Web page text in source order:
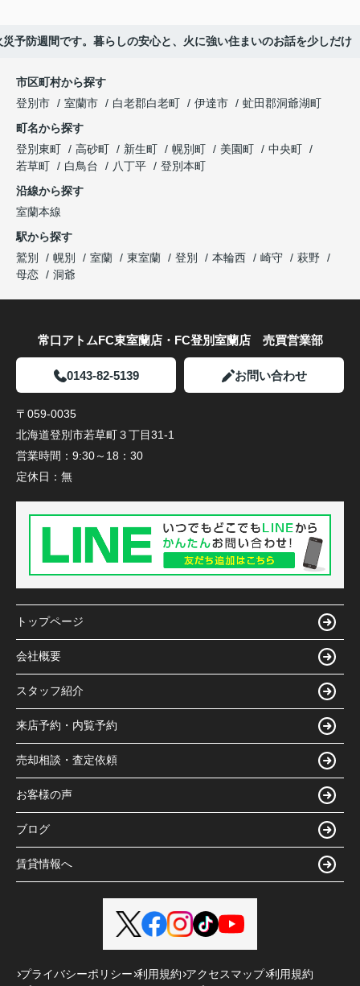
災予防週間です。暮らしの安心と、火に強い住まいのお話を少しだけ
市区町村から探す
登別市
室蘭市 白老郡白老町 伊達市
虻田郡洞爺湖町
町名から探す
登別東町
高砂町 新生町 幌別町 美園町
中央町
若草町
白鳥台 八丁平
登別本町
沿線から探す
室蘭本線
駅から探す
鷲別
幌別 室蘭 東室蘭 登別 本輪西 崎守
萩野
母恋
洞爺
常口アトムFC東室蘭店・FC登別室蘭店 売買営業部
0143-82-5139 お問い合わせ
〒059-0035
北海道登別市若草町３丁目31-1
営業時間： 9:30～18：30
定休日： 無
トップページ
会社概要
スタッフ紹介
来店予約・内覧予約
売却相談・査定依頼
お客様の声
ブログ
賃貸情報へ
プライバシーポリシー 利用規約 アクセスマップ 利用規約